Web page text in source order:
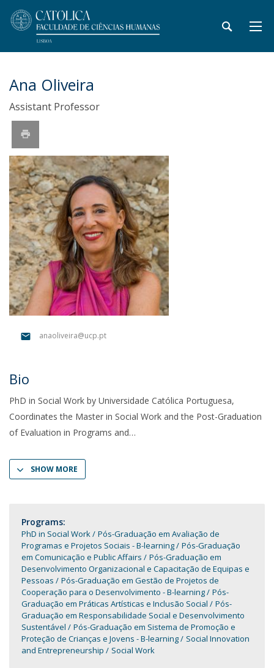
Ana Oliveira
Assistant Professor
anaoliveira@ucp.pt
Bio
PhD in Social Work by Universidade Católica Portuguesa,
Coordinates the Master in Social Work and the Post-Graduation
of Evaluation in Programs and
SHOW MORE
Programs:
PhD in Social Work
Pós-Graduação em Avaliação de
Programas e Projetos Sociais - B-learning
Pós-Graduação
em Comunicação e Public Affairs
Pós-Graduação em
Desenvolvimento Organizacional e Capacitação de Equipas e
Pessoas
Pós-Graduação em Gestão de Projetos de
Cooperação para o Desenvolvimento - B-learning
Pós-
Graduação em Práticas Artísticas e Inclusão Social
Pós-
Graduação em Responsabilidade Social e Desenvolvimento
Sustentável
Pós-Graduação em Sistema de Promoção e
Proteção de Crianças e Jovens - B-learning
Social Innovation
and Entrepreneurship
Social Work